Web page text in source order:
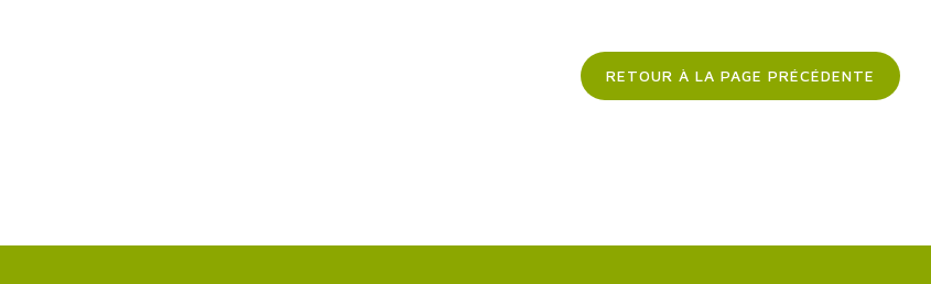
RETOUR À LA PAGE PRÉCÉDENTE